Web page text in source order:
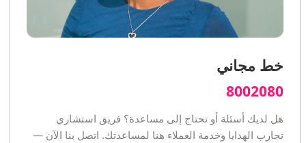
خط مجاني
8002080
هل لديك أسئلة أو تحتاج إلى مساعدة؟ فريق استشاري
تجارب الهدايا وخدمة العملاء هنا لمساعدتك. اتصل بنا الآن —